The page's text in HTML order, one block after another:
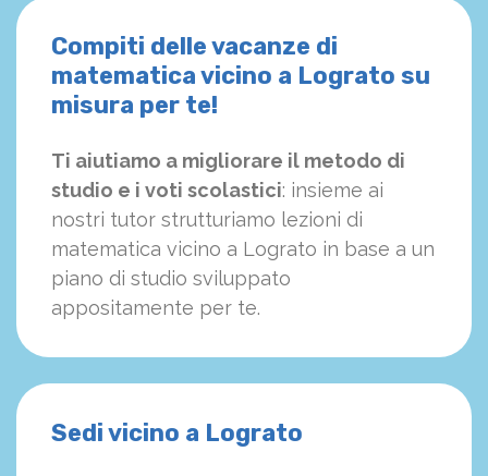
Compiti delle vacanze di
matematica vicino a Lograto su
misura per te!
Ti aiutiamo a migliorare il metodo di
studio e i voti scolastici: insieme ai
nostri tutor strutturiamo lezioni di
matematica vicino a Lograto in base a un
piano di studio sviluppato
appositamente per te.
Sedi vicino a Lograto